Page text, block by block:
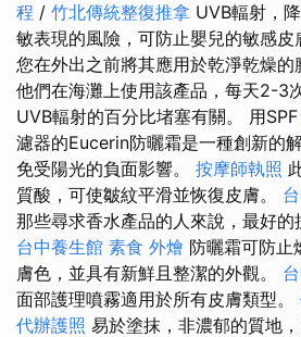
程 / 竹北傳統整復推拿 UVB輻射，
敏表現的風險，可防止嬰兒的敏感
您在外出之前將其應用於乾淨乾燥的
他們在海灘上使用該產品，每天2-3
UVB輻射的百分比堵塞有關。 用SPF
濾器的Eucerin防曬霜是一種創新的
免受陽光的負面影響。 按摩師執照
質酸，可使皺紋平滑並恢復皮膚。
那些尋求香水產品的人來說，最好的
台中養生館 素食 外燴 防曬霜可防止
膚色，並具有新鮮且整潔的外觀。
面部護理噴霧適用於所有皮膚類型。
代辦護照 易於塗抹，非濃郁的質地，